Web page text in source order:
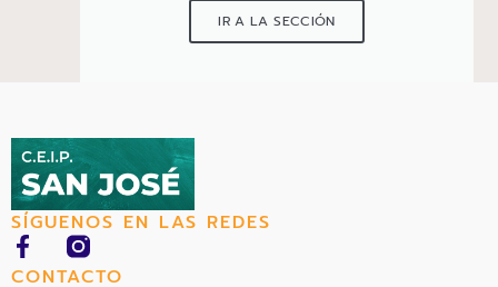
IR A LA SECCIÓN
SÍGUENOS EN LAS REDES
F
a
CONTACTO